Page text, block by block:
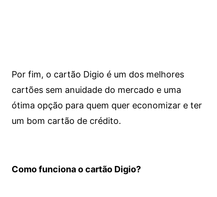
Por fim, o cartão Digio é um dos melhores
cartões sem anuidade do mercado e uma
ótima opção para quem quer economizar e ter
um bom cartão de crédito.
Como funciona o cartão Digio?